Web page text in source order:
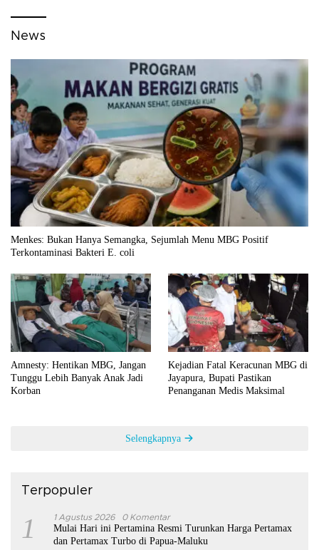
News
Menkes: Bukan Hanya Semangka, Sejumlah Menu MBG Positif
Terkontaminasi Bakteri E. coli
Amnesty: Hentikan MBG, Jangan
Tunggu Lebih Banyak Anak Jadi
Korban
Kejadian Fatal Keracunan MBG di
Jayapura, Bupati Pastikan
Penanganan Medis Maksimal
Selengkapnya
Terpopuler
1 1 Agustus 2026 0 Komentar
Mulai Hari ini Pertamina Resmi Turunkan Harga Pertamax
dan Pertamax Turbo di Papua-Maluku